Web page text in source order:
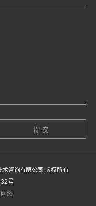
咨询有限公司 版权所有
号
网络